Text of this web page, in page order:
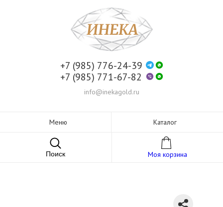
+7 (985) 776-24-39
+7 (985) 771-67-82
info@inekagold.ru
Меню Каталог
Поиск Моя корзина